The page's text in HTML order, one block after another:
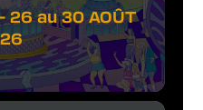
26 au 30 AOÛT